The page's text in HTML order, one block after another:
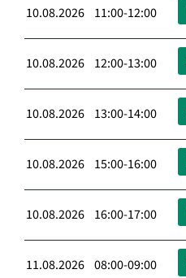
10.08.2026 11:00-12:00
10.08.2026 12:00-13:00
10.08.2026 13:00-14:00
10.08.2026 15:00-16:00
10.08.2026 16:00-17:00
11.08.2026 08:00-09:00